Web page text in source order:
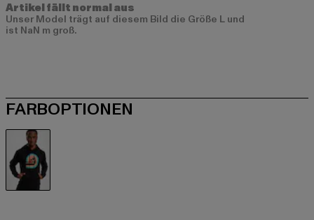
Artikel fällt normal aus
Unser Model trägt auf diesem Bild die Größe L und
ist NaN m groß.
FARBOPTIONEN